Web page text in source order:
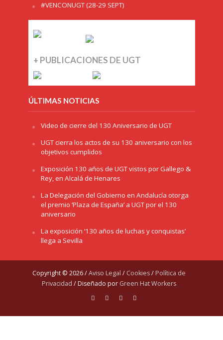
#VENCONUGT (28-29 SEPT)
+ PUBLICACIONES DE UGT
ÚLTIMAS NOTICIAS
Video de cierre del 130 Aniversario de UGT
UGT cierra los actos de su 130 aniversario con los
objetivos cumplidos
Exposición 130 años de UGT vistos por Gallego &
Rey, en Alcalá de Henares
La Delegación del Gobierno en Andalucía otorga
el premio ‘Plaza de España’ a UGT por el 130
aniversario
La exposición ‘130 años de luchas y conquistas’
llega a Sevilla
Copyright © 2026 /Aviso Legal / Cookies/ Política de
Privacidad / Diseñado por Green Hat Workers